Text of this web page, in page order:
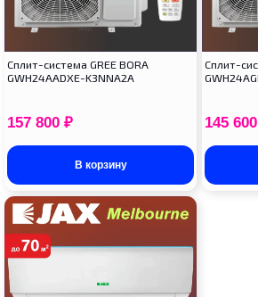
Cплит-система GREE BORA
GWH24AADXE-K3NNA2A
157 800 ₽
В корзину
Cплит-
145 600